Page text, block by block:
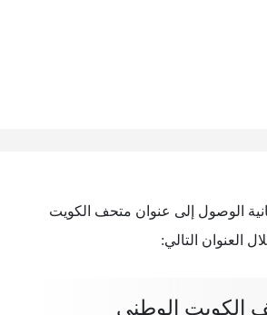
الوصول إلى عنوان متحف الكويت
العنوان التالي:
الكويت الوطني